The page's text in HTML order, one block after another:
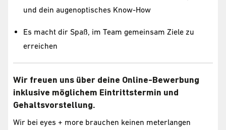
und dein augenoptisches Know-How
Es macht dir Spaß, im Team gemeinsam Ziele zu
erreichen
Wir freuen uns über deine Online-Bewerbung
inklusive möglichem Eintrittstermin und
Gehaltsvorstellung.
Wir bei eyes + more brauchen keinen meterlangen